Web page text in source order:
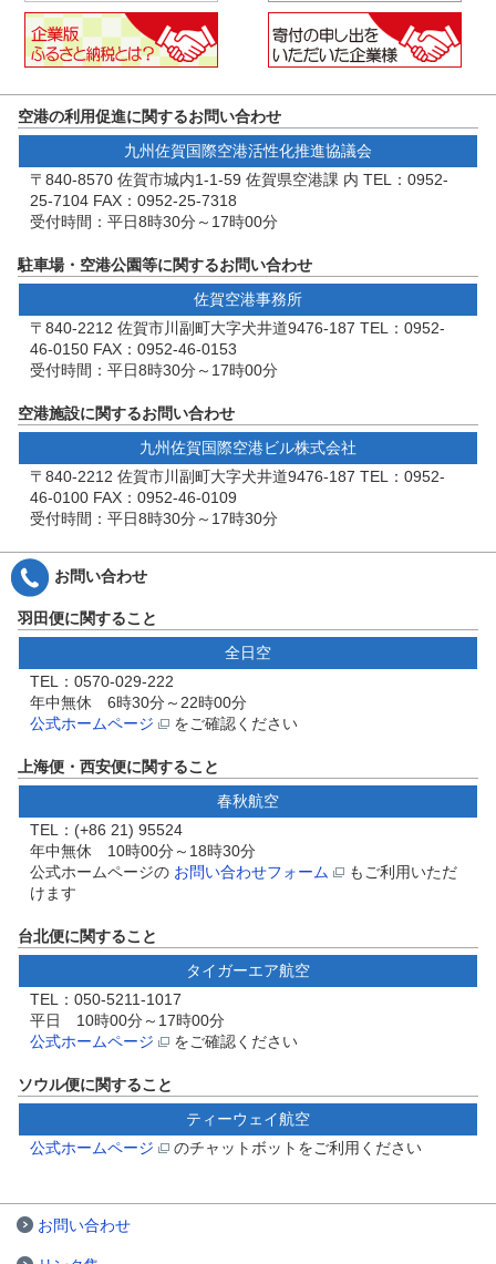
空港の利用促進に関するお問い合わせ
九州佐賀国際空港活性化推進協議会
〒840-8570 佐賀市城内1-1-59 佐賀県空港課 内 TEL：0952-
25-7104 FAX：0952-25-7318
受付時間：平日8時30分～17時00分
駐車場・空港公園等に関するお問い合わせ
佐賀空港事務所
〒840-2212 佐賀市川副町大字犬井道9476-187 TEL：0952-
46-0150 FAX：0952-46-0153
受付時間：平日8時30分～17時00分
空港施設に関するお問い合わせ
九州佐賀国際空港ビル株式会社
〒840-2212 佐賀市川副町大字犬井道9476-187 TEL：0952-
46-0100 FAX：0952-46-0109
受付時間：平日8時30分～17時30分
お問い合わせ
羽田便に関すること
全日空
TEL：0570-029-222
年中無休 6時30分～22時00分
公式ホームページ
をご確認ください
上海便・西安便に関すること
春秋航空
TEL：(+86 21) 95524
年中無休 10時00分～18時30分
公式ホームページの お問い合わせフォーム
もご利用いただ
けます
台北便に関すること
タイガーエア航空
TEL：050-5211-1017
平日 10時00分～17時00分
公式ホームページ
をご確認ください
ソウル便に関すること
ティーウェイ航空
公式ホームページ
のチャットボットをご利用ください
お問い合わせ